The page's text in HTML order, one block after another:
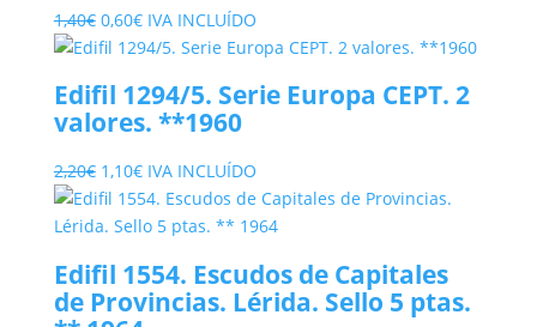
1,40€ El
precio
era:
1,40€.
0,60€El
precio
es:
0,60€.
IVA INCLUÍDO
Edifil 1294/5. Serie Europa CEPT. 2
valores. **1960
2,20€ El
precio
original
2,20€.
1,10€El
precio
actual
1,10€.
IVA INCLUÍDO
Edifil 1554. Escudos de Capitales
de Provincias. Lérida. Sello 5 ptas.